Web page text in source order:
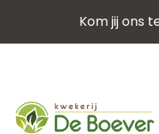
naar
gaan
Kom jij ons